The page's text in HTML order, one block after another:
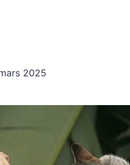
2025